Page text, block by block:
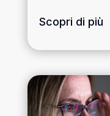
Scopri di più